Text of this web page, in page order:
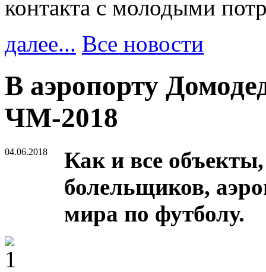
контакта с молодыми
далее... Все новости
В аэропорту
ЧМ-2018
04.06.2018
Как и все
болельщиков,
мира по футболу.